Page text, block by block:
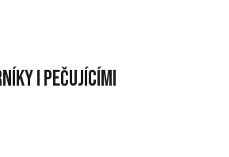
i pečujícími